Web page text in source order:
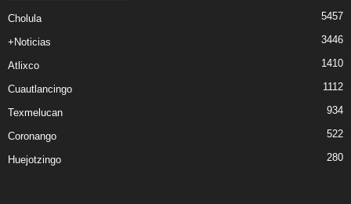
Cholula 5457
+Noticias 3446
Atlixco 1410
Cuautlancingo 1112
Texmelucan 934
Coronango 522
Huejotzingo 280